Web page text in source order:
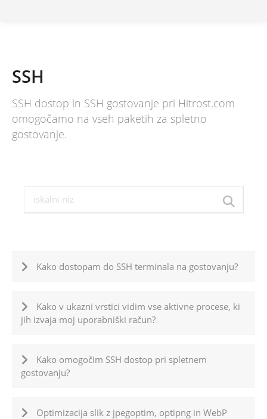
SSH
SSH dostop in SSH gostovanje pri Hitrost.com
omogočamo na vseh paketih za spletno
gostovanje.
Kako dostopam do SSH terminala na gostovanju?
Kako v ukazni vrstici vidim vse aktivne procese, ki
jih izvaja moj uporabniški račun?
Kako omogočim SSH dostop pri spletnem
gostovanju?
Optimizacija slik z jpegoptim, optipng in WebP